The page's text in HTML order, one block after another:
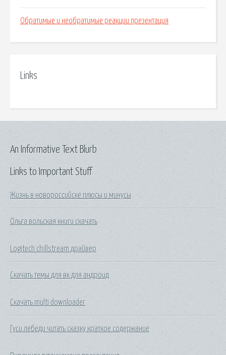
Обратимые и необратимые реакции презентация
Links
Links to Important Stuff
Жизнь в новороссийске плюсы и минусы
Ольга вольская книги скачать
Logitech chillstream драйвер
Скачать темы для вк для андроид
Скачать multi downloader
Гуси лебеди читать сказку краткое содержание
An Informative Text Blurb